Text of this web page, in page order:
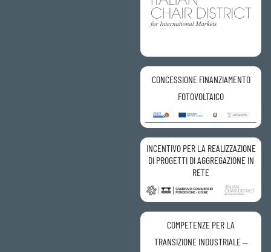
CONCESSIONE FINANZIAMENTO
FOTOVOLTAICO
INCENTIVO PER LA REALIZZAZIONE
DI PROGETTI DI AGGREGAZIONE IN
RETE
COMPETENZE PER LA
TRANSIZIONE INDUSTRIALE –